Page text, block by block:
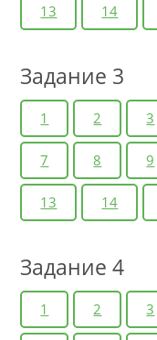
13 14
Задание 3
1 2 3
7 8 9
13 14
Задание 4
1 2 3